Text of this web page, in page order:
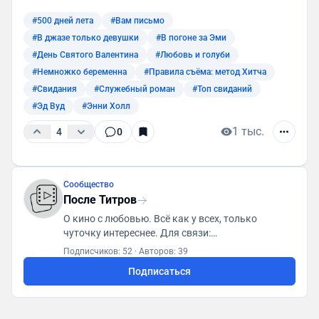
#500 дней лета
#Вам письмо
#В джазе только девушки
#В погоне за Эми
#День Святого Валентина
#Любовь и голуби
#Немножко беременна
#Правила съёма: метод Хитча
#Свидания
#Служебный роман
#Топ свиданий
#Эд Вуд
#Энни Холл
4 0 1 тыс.
Сообщество
После Титров
О кино с любовью. Всё как у всех, только
чуточку интереснее. Для связи:
posletitrov@yandex.ru
Подписчиков: 52 · Авторов: 39
Подписаться